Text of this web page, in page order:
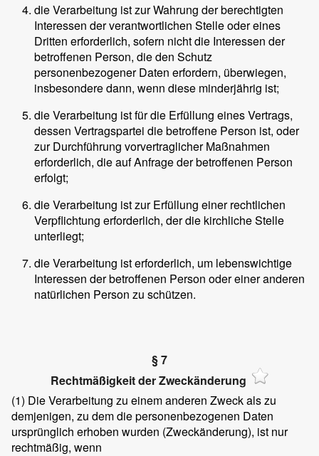
die Verarbeitung ist zur Wahrung der berechtigten
Interessen der verantwortlichen Stelle oder eines
Dritten erforderlich, sofern nicht die Interessen der
betroffenen Person, die den Schutz
personenbezogener Daten erfordern, überwiegen,
insbesondere dann, wenn diese minderjährig ist;
die Verarbeitung ist für die Erfüllung eines Vertrags,
dessen Vertragspartei die betroffene Person ist, oder
zur Durchführung vorvertraglicher Maßnahmen
erforderlich, die auf Anfrage der betroffenen Person
erfolgt;
die Verarbeitung ist zur Erfüllung einer rechtlichen
Verpflichtung erforderlich, der die kirchliche Stelle
unterliegt;
die Verarbeitung ist erforderlich, um lebenswichtige
Interessen der betroffenen Person oder einer anderen
natürlichen Person zu schützen.
§ 7
Rechtmäßigkeit der Zweckänderung
(1) Die Verarbeitung zu einem anderen Zweck als zu
demjenigen, zu dem die personenbezogenen Daten
ursprünglich erhoben wurden (Zweckänderung), ist nur
rechtmäßig, wenn